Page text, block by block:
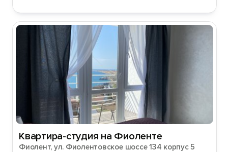
Квартира-студия на Фиоленте
Фиолент, ул. Фиолентовское шоссе 134 корпус 5